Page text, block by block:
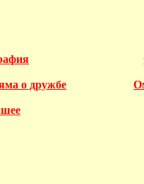
о дружбе